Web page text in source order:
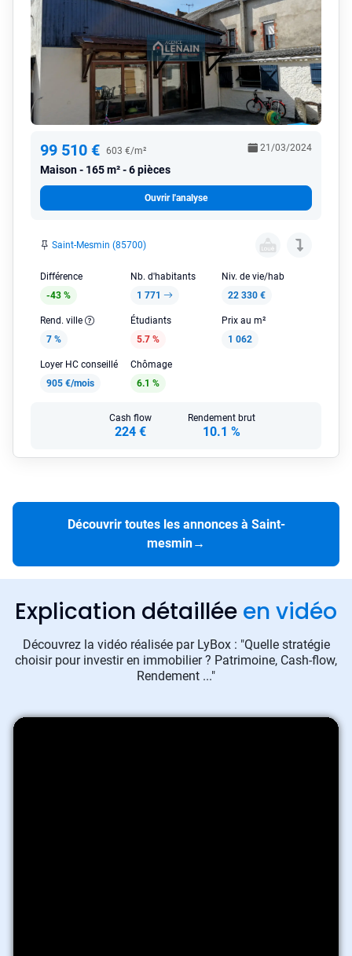
99 510 € 603 €/m²
Maison 165 m² - 6 pièces
21/03/2024
Ouvrir l'analyse
Saint-Mesmin (85700)
Différence
-43 %
Nb. d'habitants
1 771
Niv. de vie/hab
22 330 €
Rend. ville
7 %
Étudiants
5.7 %
Prix au m²
1 062
Loyer HC conseillé
905 €/mois
Chômage
6.1 %
Cash flow
224 €
Rendement brut
10.1 %
Découvrir toutes les annonces à Saint-
mesmin→
Explication détaillée en vidéo
Découvrez la vidéo réalisée par LyBox : "Quelle stratégie
choisir pour investir en immobilier ? Patrimoine, Cash-flow,
Rendement ..."